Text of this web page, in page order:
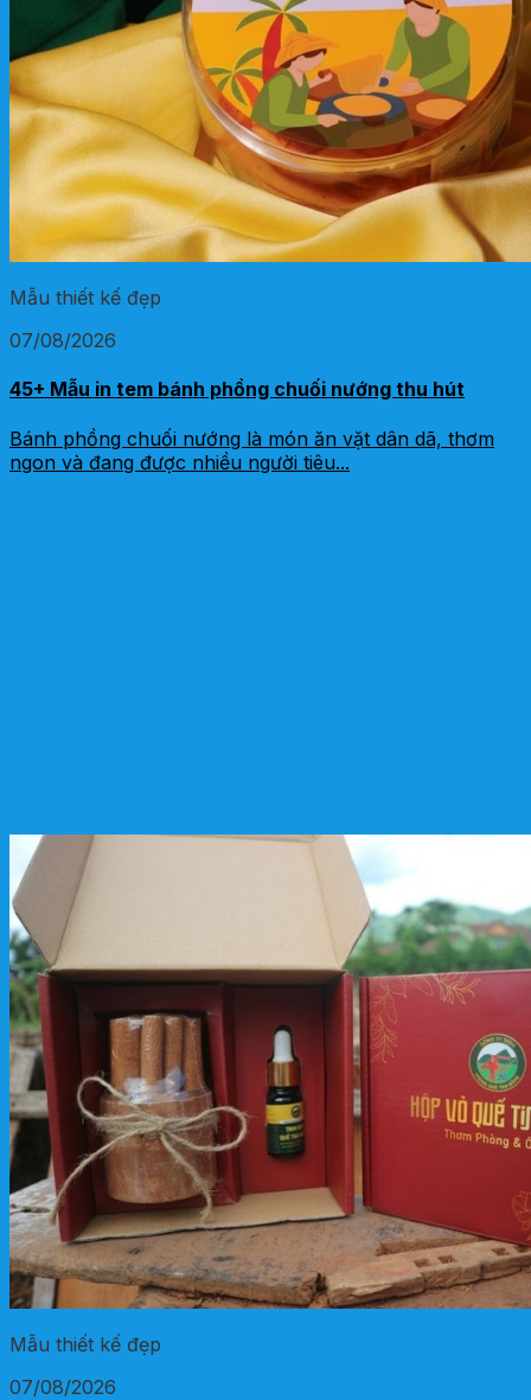
Mẫu thiết kế đẹp
07/08/2026
45+ Mẫu in tem bánh phồng chuối nướng thu hút
Bánh phồng chuối nướng là món ăn vặt dân dã, thơm
ngon và đang được nhiều người tiêu...
Mẫu thiết kế đẹp
07/08/2026